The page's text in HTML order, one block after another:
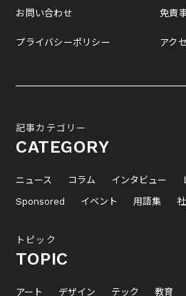
お問い合わせ
プライバシーポリシー
免責
アク
記事カテゴリー
CATEGORY
ニュース コラム インタビュー
Sponsored
イベント 用語集
トピック
TOPIC
アート デザイン テック 教育